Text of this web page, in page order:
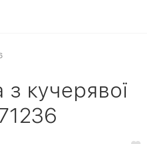
з кучерявої